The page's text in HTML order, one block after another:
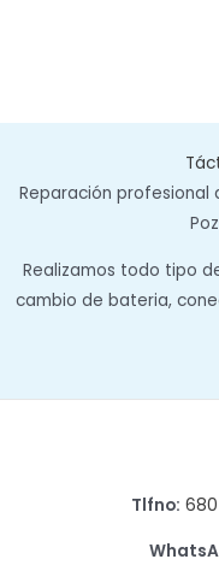
Reparación profesional
Realizamos todo tipo
cambio de bateria,
Tlfno: